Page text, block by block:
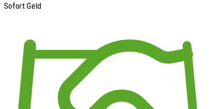
Sofort Geld